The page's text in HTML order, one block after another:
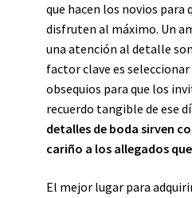
que hacen los novios para
disfruten al máximo. Un
una atención al detalle
factor clave es seleccionar
obsequios para que los
recuerdo tangible de ese
detalles de boda sirven
cariño a los allegados
El mejor lugar para